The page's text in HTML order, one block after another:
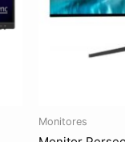
Monitores